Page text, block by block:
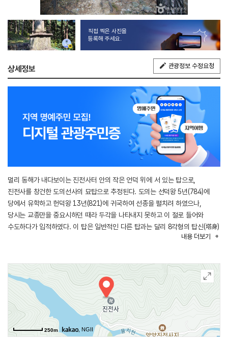
직접 찍은 사진을
등록해 주세요.
상세정보 관광정보 수정요청
멀리 동해가 내다보이는 진전사터 안의 작은 언덕 위에 서 있는 탑으로,
진전사를 창건한 도의선사의 묘탑으로 추정된다. 도의는 선덕왕 5년(784)에
당에서 유학하고 헌덕왕 13년(821)에 귀국하여 선종을 펼치려 하였으나,
당시는 교종만을 중요시하던 때라 두각을 나타내지 못하고 이 절로 들어와
수도하다가 입적하였다. 이 탑은 일반적인 다른 탑과는 달리 8각형의 탑신(塔身)
을 하고 있으면서도, 그 아랫부분이 석탑에서와 같은 2단의 4각 기단(基壇)을
모서리와 중앙에 기둥 모양을 새기고, 그 위로 탑신을 괴기 위한 8각의 돌을
두었는데, 옆면에는 연꽃을 조각하여 둘렀다. 8각의 기와집 모양을 한 탑신은
몸돌의 한쪽 면에만 문짝 모양의 조각을 하였을 뿐 다른 장식은 하지 않았다.
지붕돌은 밑면이 거의 수평을 이루고 있으며, 낙수면은 서서히 내려오다 끝에서
부드러운 곡선을 그리며 위로 살짝 들려 있다. 석탑을 보고 있는 듯한 기단의
구조는 다른 곳에서는 찾아볼 수 없는 모습이다. 도의선사의 묘탑으로 볼 때
우리나라 석조부도의 첫 출발점이 되며, 세워진 시기는 9세기 중반쯤이 아닐까
내용 더보기
250m , NGII